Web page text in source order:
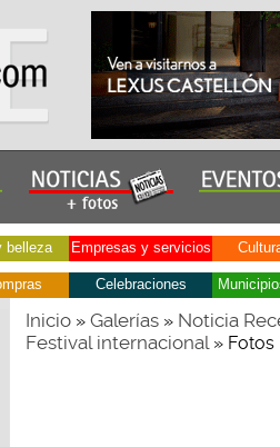
belleza Empresas y servicios
Celebraciones
Inicio» Galerías» Noticia
Festival internacional» Fotos